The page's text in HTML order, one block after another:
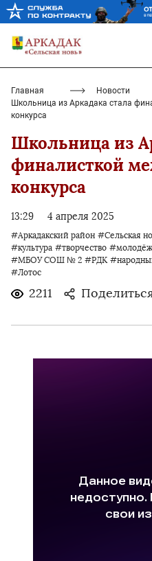
Главная
Новости
Школьница из Аркадака стала
конкурса
Школьница из
финалисткой
конкурса
13:29 4 апреля 2025
#Аркадакский район #Сельская
#культура #творчество
#МБОУ СОШ № 2 #РДК
#Лотос
2211